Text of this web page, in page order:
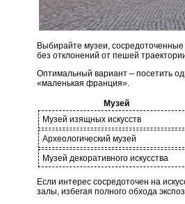
Выбирайте музеи, сосредоточенные
без отклонений от пешей
Оптимальный вариант – посетить
«маленькая франция».
Музей
Музей изящных искусств
Археологический музей
Музей декоративного искусства
Если интерес сосредоточен на
залы, избегая полного обхода